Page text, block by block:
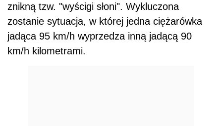
znikną tzw. "wyścigi słoni". Wykluczona
zostanie sytuacja, w której jedna ciężarówka
jadąca 95 km/h wyprzedza inną jadącą 90
km/h kilometrami.